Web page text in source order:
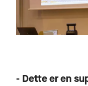
- Dette er en